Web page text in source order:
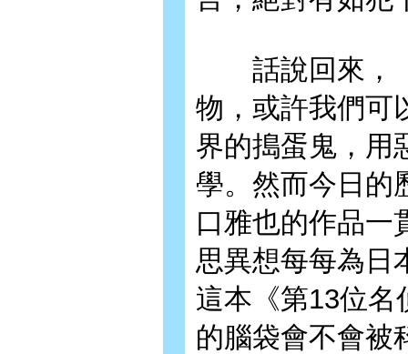
話說回來，《
物，或許我們可
界的搗蛋鬼，用
學。然而今日的
口雅也的作品一
思異想每每為日
這本《第13位名
的腦袋會不會被